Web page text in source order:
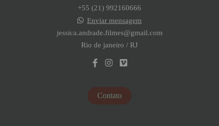
+55 (21) 992160666
Enviar mensagem
jessica.andrade.filmes@gmail.com
Rio de janeiro / RJ
Contato